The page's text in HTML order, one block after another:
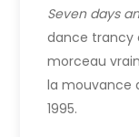
Seven days
dance trancy
morceau
la mouvance
1995.